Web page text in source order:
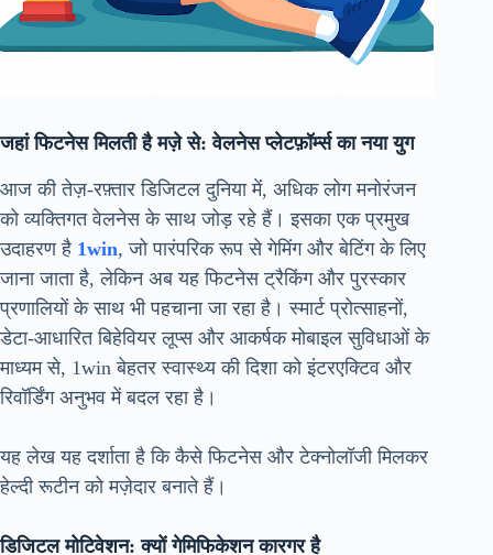
जहां फिटनेस मिलती है मज़े से: वेलनेस प्लेटफ़ॉर्म्स का नया युग
आज की तेज़-रफ़्तार डिजिटल दुनिया में, अधिक लोग मनोरंजन
को व्यक्तिगत वेलनेस के साथ जोड़ रहे हैं। इसका एक प्रमुख
उदाहरण है 1win, जो पारंपरिक रूप से गेमिंग और बेटिंग के लिए
जाना जाता है, लेकिन अब यह फिटनेस ट्रैकिंग और पुरस्कार
प्रणालियों के साथ भी पहचाना जा रहा है। स्मार्ट प्रोत्साहनों,
डेटा-आधारित बिहेवियर लूप्स और आकर्षक मोबाइल सुविधाओं के
माध्यम से, 1win बेहतर स्वास्थ्य की दिशा को इंटरएक्टिव और
रिवॉर्डिंग अनुभव में बदल रहा है।
यह लेख यह दर्शाता है कि कैसे फिटनेस और टेक्नोलॉजी मिलकर
हेल्दी रूटीन को मज़ेदार बनाते हैं।
डिजिटल मोटिवेशन: क्यों गेमिफिकेशन कारगर है